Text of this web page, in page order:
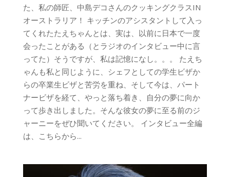
た、私の師匠、中島デコさんのクッキングクラスIN
オーストラリア！ キッチンのアシスタントして入っ
てくれたたえちゃんとは、実は、以前に日本で一度
会ったことがある（とラジオのインタビュー中に言
ってた）そうですが、私は記憶になし。。。 たえち
ゃんも私と同じように、シェフとしての学生ビザか
らの卒業生ビザと苦労を重ね、そして今は、パート
ナービザを経て、やっと落ち着き、自分の夢に向か
って歩き出しました。そんな彼女の夢に至る前のジ
ャーニーをぜひ聞いてください。 インタビュー全編
は、こちらから...